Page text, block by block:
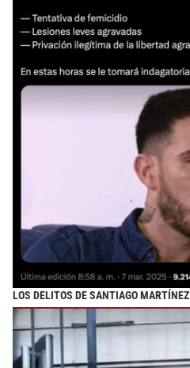
LOS DELITOS DE SANTIAGO MARTÍNEZ